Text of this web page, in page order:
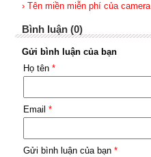
› Tên miền miễn phí của
Bình luận (0)
Gửi bình luận của bạn
Họ tên *
Email *
Gửi bình luận của bạn *